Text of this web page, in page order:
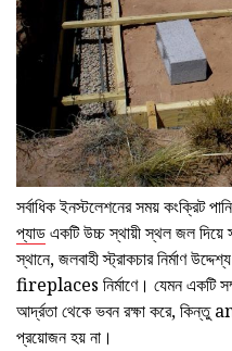
সর্বাধিক ইনস্টলেশনের সময় কংক্রিট
প্যাডএকটি উচ্চ স্থায়ী স্থল জল
স্থানে, জলবাহী স্ট্রাকচার নির্মাণ
fireplaces নির্মাণে। যেমন একটি
আর্দ্রতা থেকে ভবন রক্ষা করে, কিন্তু
প্রয়োজন হয় না।